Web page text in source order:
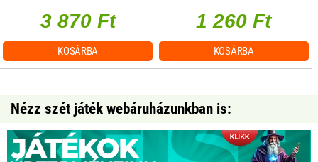
3 870 Ft
KOSÁRBA
1 260 Ft
KOSÁRBA
Nézz szét játék webáruházunkban is: